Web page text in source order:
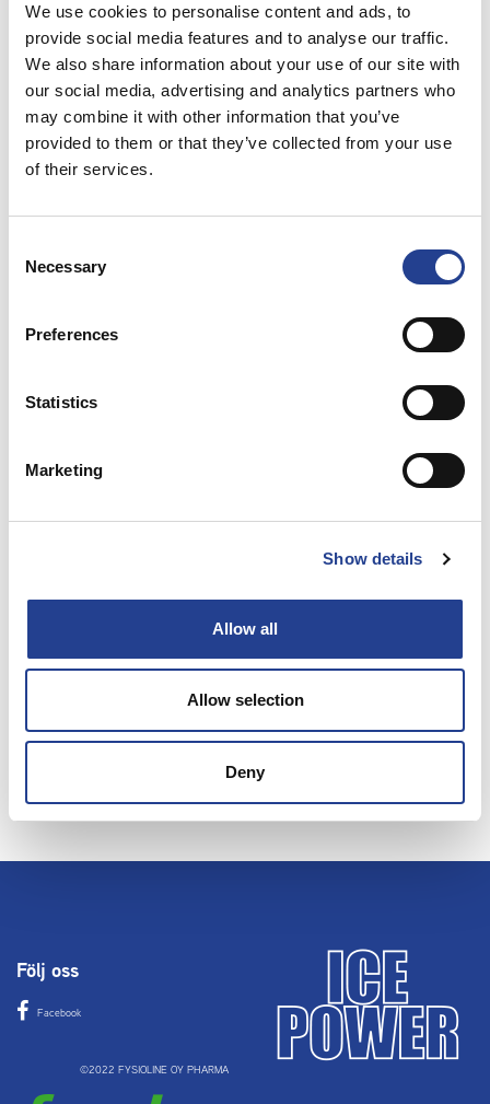
We use cookies to personalise content and ads, to
provide social media features and to analyse our traffic.
We also share information about your use of our site with
our social media, advertising and analytics partners who
may combine it with other information that you’ve
provided to them or that they’ve collected from your use
of their services.
Selection
Necessary
Preferences
Statistics
Marketing
Show details
Allow all
Allow selection
Deny
Ice Power – trippeleffekt mot
muskelsmärta
1. Kyler– ger en kontrollerad sänkning av hudens yttemperatur
– gelen ökar blodcirkulationen, effektiverar återhämtningen
Ice Power-serien innefattar en rejäl
mängd olika kylande/svalkande och
vårdande produkter. Ice Power-
Ice Power finns på samtliga
apotek
Följ oss
Facebook
©2022 FYSIOLINE OY PHARMA